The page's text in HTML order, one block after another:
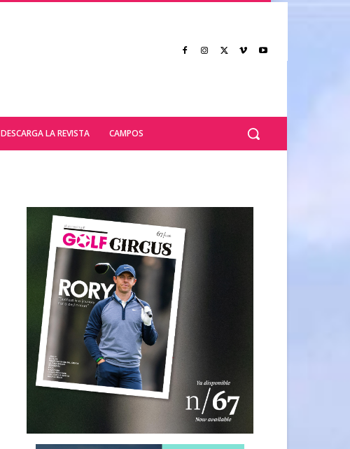
DESCARGA LA REVISTA CAMPOS